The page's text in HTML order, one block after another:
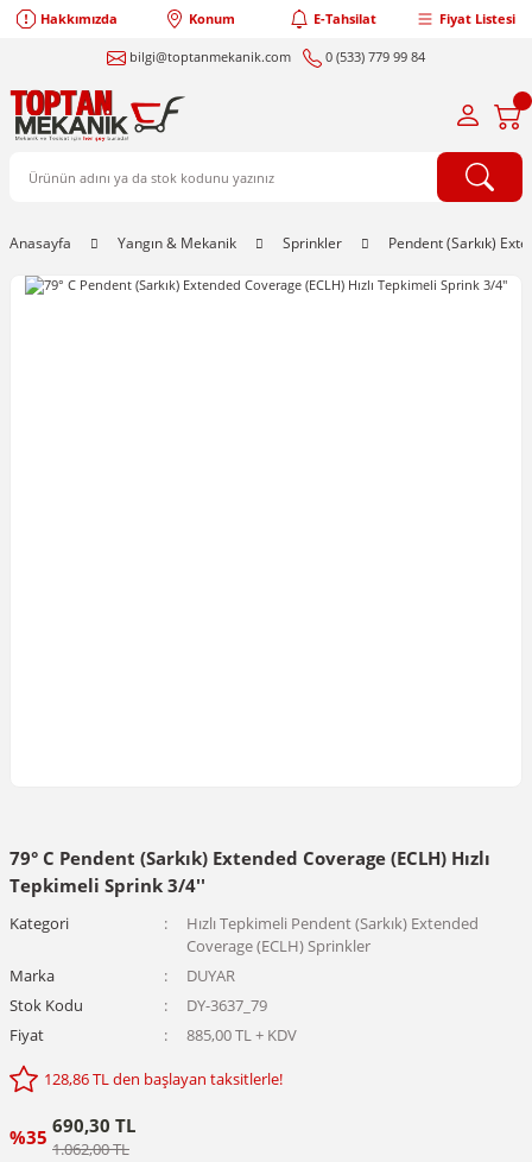
Hakkımızda Konum E-Tahsilat Fiyat Listesi
bilgi@toptanmekanik.com 0 (533) 779 99 84
Anasayfa Yangın & Mekanik Sprinkler Pendent (Sarkık)
79° C Pendent (Sarkık) Extended Coverage (ECLH) Hızlı
Tepkimeli Sprink 3/4''
Kategori
Hızlı Tepkimeli Pendent (Sarkık) Extended
Coverage (ECLH) Sprinkler
Marka
DUYAR
Stok Kodu
DY-3637_79
Fiyat
885,00 TL + KDV
128,86 TL den başlayan taksitlerle!
%35 690,30 TL
1.062,00 TL